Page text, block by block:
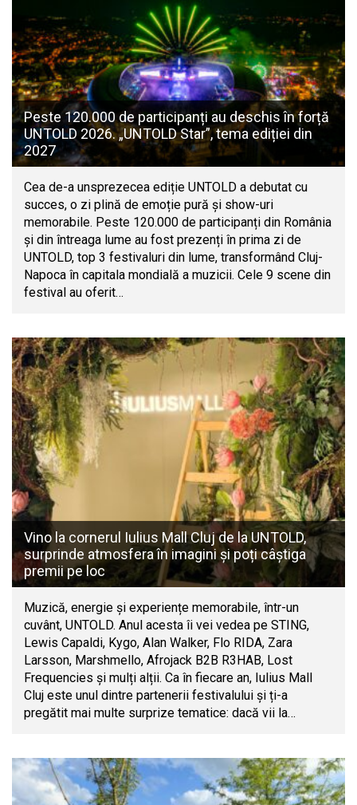
Peste 120.000 de participanți au deschis în forță
UNTOLD 2026. „UNTOLD Star”, tema ediției din
2027
Cea de-a unsprezecea ediție UNTOLD a debutat cu
succes, o zi plină de emoție pură și show-uri
memorabile. Peste 120.000 de participanți din România
și din întreaga lume au fost prezenți în prima zi de
UNTOLD, top 3 festivaluri din lume, transformând Cluj-
Napoca în capitala mondială a muzicii. Cele 9 scene din
festival au oferit…
Vino la cornerul Iulius Mall Cluj de la UNTOLD,
surprinde atmosfera în imagini și poți câștiga
premii pe loc
Muzică, energie și experiențe memorabile, într-un
cuvânt, UNTOLD. Anul acesta îi vei vedea pe STING,
Lewis Capaldi, Kygo, Alan Walker, Flo RIDA, Zara
Larsson, Marshmello, Afrojack B2B R3HAB, Lost
Frequencies și mulți alții. Ca în fiecare an, Iulius Mall
Cluj este unul dintre partenerii festivalului și ți-a
pregătit mai multe surprize tematice: dacă vii la…